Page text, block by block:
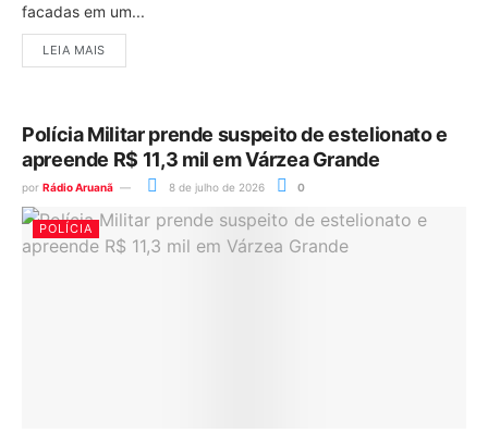
facadas em um...
LEIA MAIS
Polícia Militar prende suspeito de estelionato e
apreende R$ 11,3 mil em Várzea Grande
por Rádio Aruanã 8 de julho de 2026 0
POLÍCIA